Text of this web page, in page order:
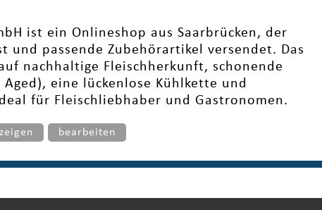
ist ein Onlineshop aus Saarbrücken, der
und passende Zubehörartikel versendet. Das
nachhaltige Fleischherkunft, schonende
eine lückenlose Kühlkette und
für Fleischliebhaber und Gastronomen.
bearbeiten